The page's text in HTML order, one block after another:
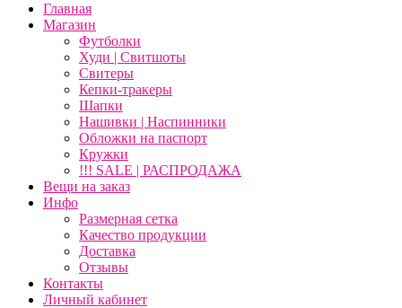
Главная
Магазин
Футболки
Худи | Свитшоты
Свитеры
Кепки-тракеры
Шапки
Нашивки | Наспинники
Обложки на паспорт
Кружки
!!! SALE | РАСПРОДАЖА
Вещи на заказ
Инфо
Размерная сетка
Качество продукции
Доставка
Отзывы
Контакты
Личный кабинет